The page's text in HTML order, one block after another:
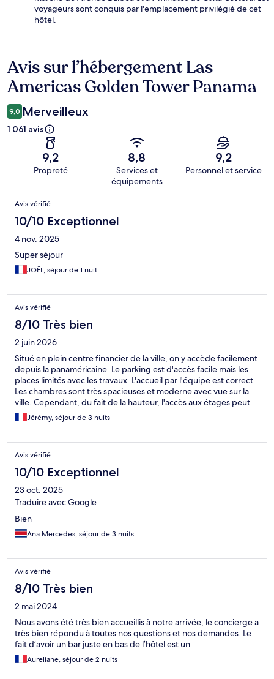
voyageurs sont conquis par l'emplacement privilégié de cet
hôtel.
Avis
Avis sur l’hébergement Las
Americas Golden Tower Panama
9,0 Merveilleux
1 061 avis
9,2
Propreté
8,8
Services et
équipements
9,2
Personnel et service
Avis
Avis vérifié
10/10 Exceptionnel
4 nov. 2025
Super séjour
JOËL, séjour de 1 nuit
Avis vérifié
8/10 Très bien
2 juin 2026
Situé en plein centre financier de la ville, on y accède facilement
depuis la panaméricaine. Le parking est d'accès facile mais les
places limités avec les travaux. L'accueil par l'équipe est correct.
Les chambres sont très spacieuses et moderne avec vue sur la
ville. Cependant, du fait de la hauteur, l'accès aux étages peut
prendre du temps. Le petit-déjeuner est correct avec un bon
choix mais il est recommandé de venir tôt. L'espace piscine est
""privatisent"" quelque peu les lieux...
Jérémy, séjour de 3 nuits
Avis vérifié
10/10 Exceptionnel
23 oct. 2025
Traduire avec Google
Bien
Ana Mercedes, séjour de 3 nuits
Avis vérifié
8/10 Très bien
2 mai 2024
Nous avons été très bien accueillis à notre arrivée, le concierge a
très bien répondu à toutes nos questions et nos demandes. Le
fait d’avoir un bar juste en bas de l’hôtel est un .
Aureliane, séjour de 2 nuits